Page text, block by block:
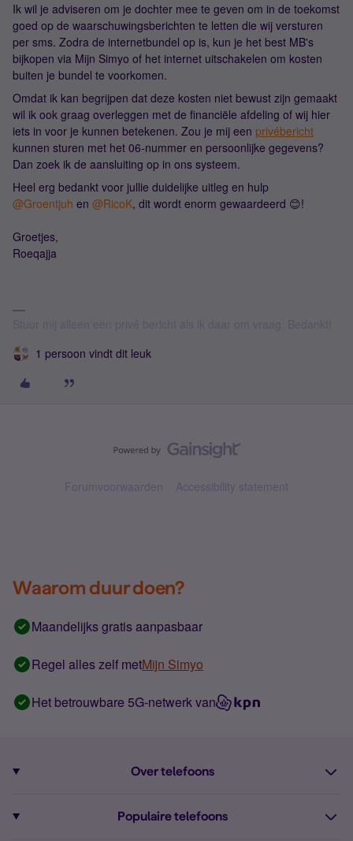
Ik wil je adviseren om je dochter mee te geven om in de toekomst
goed op de waarschuwingsberichten te letten die wij versturen
per sms. Zodra de internetbundel op is, kun je het best MB's
bijkopen via Mijn Simyo of het internet uitschakelen om kosten
buiten je bundel te voorkomen.
Omdat ik kan begrijpen dat deze kosten niet bewust zijn gemaakt
wil ik ook graag overleggen met de financiële afdeling of wij hier
iets in voor je kunnen betekenen. Zou je mij een privébericht
kunnen sturen met het 06-nummer en persoonlijke gegevens?
Dan zoek ik de aansluiting op in ons systeem.
Heel erg bedankt voor jullie duidelijke uitleg en hulp
@Groentjuh en @RicoK, dit wordt enorm gewaardeerd 😊!
Groetjes,
Roeqajja
1 persoon vindt dit leuk
Forumvoorwaarden Accessibility statement
Waarom duur doen?
Maandelijks gratis aanpasbaar
Regel alles zelf metMijn Simyo
Het betrouwbare 5G-netwerk van
Over telefoons
Populaire telefoons